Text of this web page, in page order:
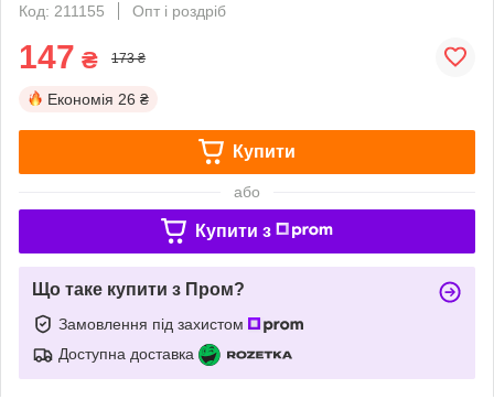
Код: 211155
Опт і роздріб
147 ₴ 173 ₴
Економія 26 ₴
Купити
або
Купити з
Що таке купити з Пром?
Замовлення під захистом
Доступна доставка